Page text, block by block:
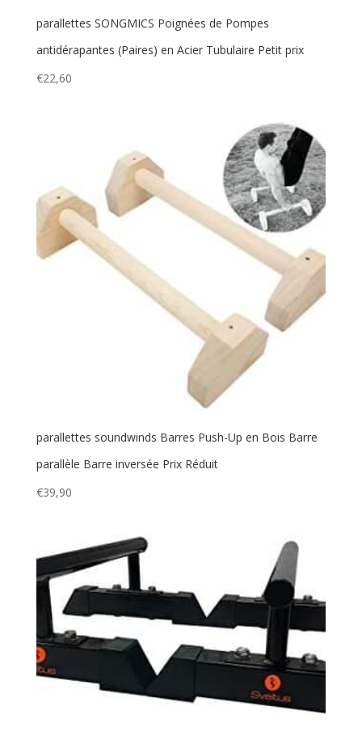
parallettes SONGMICS Poignées de Pompes
antidérapantes (Paires) en Acier Tubulaire Petit prix
€22,60
parallettes soundwinds Barres Push-Up en Bois Barre
parallèle Barre inversée Prix Réduit
€39,90